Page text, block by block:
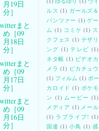
月19日
分］
まと
め［09
月18日
分］
まと
め［09
月17日
分］
まと
め［09
月16日
分］
ルス (1) ガールズ＆
パンツァー (1) ゲー
ム (1) コミケ (1) ス
クフェス (1) テザリ
ング (1) テレビ (1)
ネタ帳 (1) ビデオカ
メラ (1) ピカチュウ
(1) フィルム (1) ボー
カロイド (1) ポケモ
ン (1) ムービー (1)
メディア (1) メール
(1) ラブライブ! (1)
国連 (1) 小鳥 (1) 感